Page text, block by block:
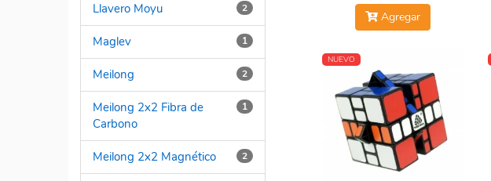
2
Llavero Moyu
1
Maglev
2
Meilong
1
Meilong 2x2 Fibra de
Carbono
2
Meilong 2x2 Magnético
Agregar
NUEVO